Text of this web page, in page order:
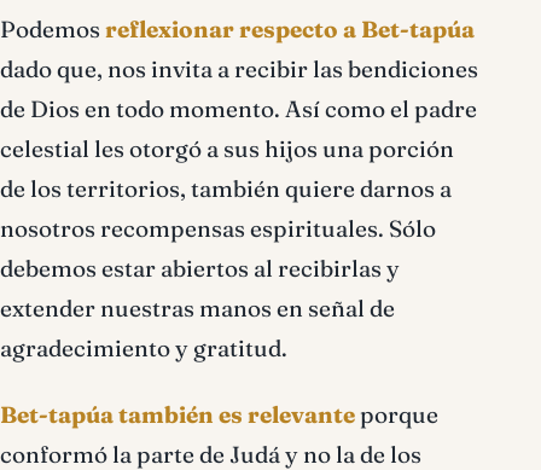
Podemos reflexionar respecto a Bet-tapúa
dado que, nos invita a recibir las bendiciones
de Dios en todo momento. Así como el padre
celestial les otorgó a sus hijos una porción
de los territorios, también quiere darnos a
nosotros recompensas espirituales. Sólo
debemos estar abiertos al recibirlas y
extender nuestras manos en señal de
agradecimiento y gratitud.
Bet-tapúa también es relevanteporque
conformó la parte de Judá y no la de los